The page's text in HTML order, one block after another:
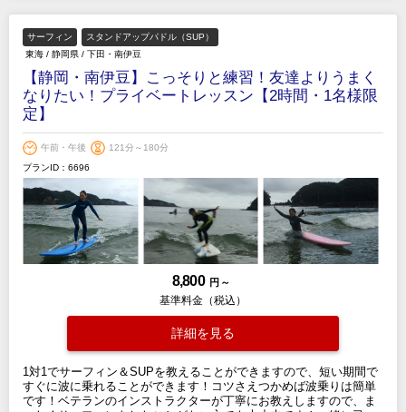
サーフィン
スタンドアップパドル（SUP）
東海 / 静岡県 / 下田・南伊豆
【静岡・南伊豆】こっそりと練習！友達よりうまく
なりたい！プライベートレッスン【2時間・1名様限
定】
午前・午後
121分～180分
プランID：6696
8,800 円 ～
基準料金（税込）
詳細を見る
1対1でサーフィン＆SUPを教えることができますので、短い期間で
すぐに波に乗れることができます！コツさえつかめば波乗りは簡単
です！ベテランのインストラクターが丁寧にお教えしますので、ま